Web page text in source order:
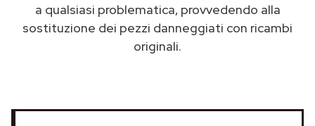
a qualsiasi problematica, provvedendo alla
sostituzione dei pezzi danneggiati con ricambi
originali.